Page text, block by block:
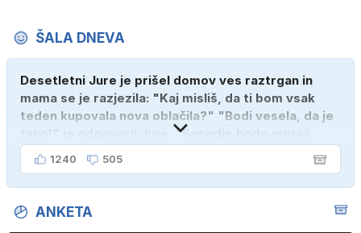
ŠALA DNEVA
Desetletni Jure je prišel domov ves raztrgan in
mama se je razjezila: "Kaj misliš, da ti bom vsak
teden kupovala nova oblačila?" "Bodi vesela, da je
tako!" je odgovoril Jure. "Sosedje bodo morali
kupiti novega sina, tako sem ga prebutal!"
1240 505
ANKETA